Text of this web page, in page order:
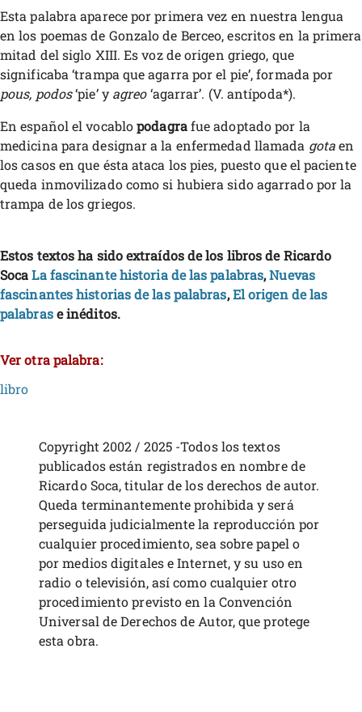
Esta palabra aparece por primera vez en nuestra lengua
en los poemas de Gonzalo de Berceo, escritos en la primera
mitad del siglo XIII. Es voz de origen griego, que
significaba ‘trampa que agarra por el pie’, formada por
pous, podos‘pie’ y agreo‘agarrar’. (V. antípoda*).
En español el vocablopodagrafue adoptado por la
medicina para designar a la enfermedad llamada gotaen
los casos en que ésta ataca los pies, puesto que el paciente
queda inmovilizado como si hubiera sido agarrado por la
trampa de los griegos.
Estos textos ha sido extraídos de los libros de Ricardo
SocaLa fascinante historia de las palabras,Nuevas
fascinantes historias de las palabras,El origen de las
palabrase inéditos.
Ver otra palabra:
libro
Copyright 2002 / 2025 -Todos los textos
publicados están registrados en nombre de
Ricardo Soca, titular de los derechos de autor.
Queda terminantemente prohibida y será
perseguida judicialmente la reproducción por
cualquier procedimiento, sea sobre papel o
por medios digitales e Internet, y su uso en
radio o televisión, así como cualquier otro
procedimiento previsto en la Convención
Universal de Derechos de Autor, que protege
esta obra.